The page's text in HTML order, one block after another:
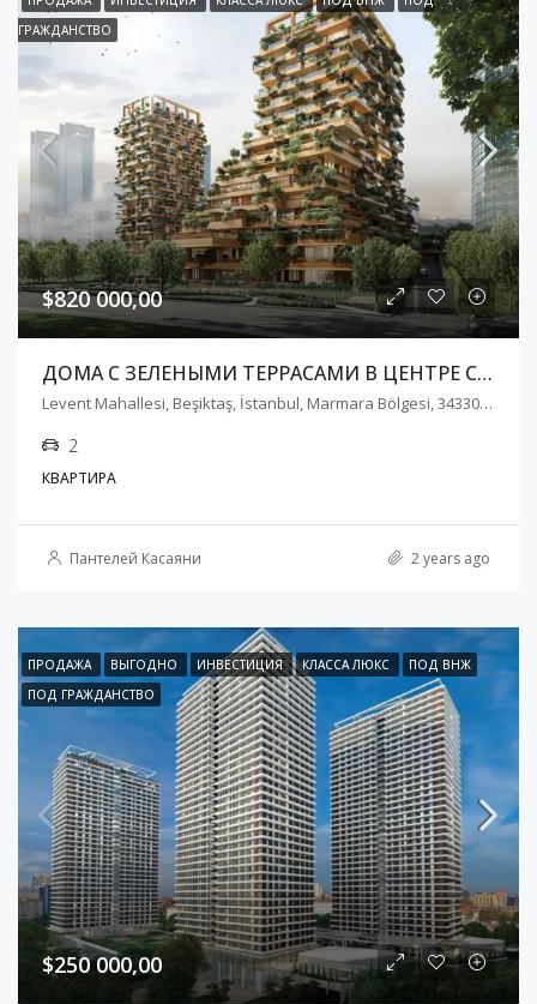
ГРАЖДАНСТВО
$820 000,00
ДОМА С ЗЕЛЕНЫМИ ТЕРРАСАМИ В ЦЕНТРЕ СТАМБУЛА
Levent Mahallesi, Beşiktaş, İstanbul, Marmara Bölgesi, 34330, Türkiye
2
КВАРТИРА
Пантелей Касаяни 2 years ago
ПРОДАЖА ВЫГОДНО ИНВЕСТИЦИЯ КЛАССА ЛЮКС
ПОД ВНЖ
ПОД ГРАЖДАНСТВО
$250 000,00